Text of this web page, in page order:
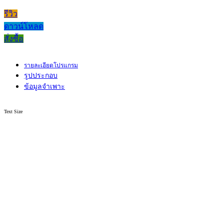
รีวิว
ดาวน์โหลด
สั่งซื้อ
รายละเอียดโปรแกรม
รูปประกอบ
ข้อมูลจำเพาะ
Text Size